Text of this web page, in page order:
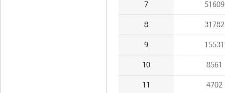
7 51609
8 31782
9 15531
10 8561
11 4702